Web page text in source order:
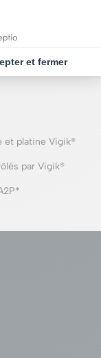
d’intérieur
et platine Vigik®
par Vigik®